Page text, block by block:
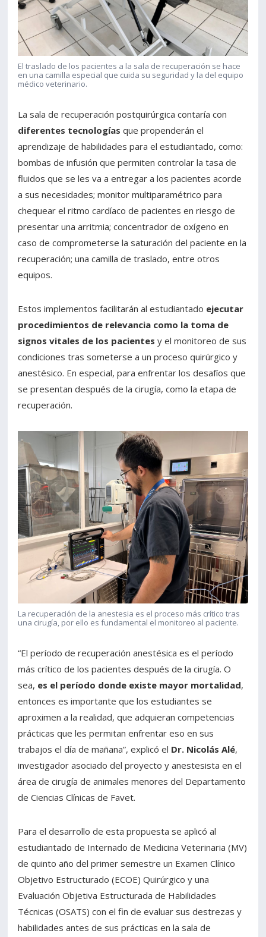
El traslado de los pacientes a la sala de recuperación se hace
en una camilla especial que cuida su seguridad y la del equipo
médico veterinario.
La sala de recuperación postquirúrgica contaría con
diferentes tecnologías que propenderán el
aprendizaje de habilidades para el estudiantado, como:
bombas de infusión que permiten controlar la tasa de
fluidos que se les va a entregar a los pacientes acorde
a sus necesidades; monitor multiparamétrico para
chequear el ritmo cardíaco de pacientes en riesgo de
presentar una arritmia; concentrador de oxígeno en
caso de comprometerse la saturación del paciente en la
recuperación; una camilla de traslado, entre otros
equipos.
Estos implementos facilitarán al estudiantado ejecutar
procedimientos de relevancia como la toma de
signos vitales de los pacientesy el monitoreo de sus
condiciones tras someterse a un proceso quirúrgico y
anestésico. En especial, para enfrentar los desafíos que
se presentan después de la cirugía, como la etapa de
recuperación.
La recuperación de la anestesia es el proceso más crítico tras
una cirugía, por ello es fundamental el monitoreo al paciente.
“El período de recuperación anestésica es el período
más crítico de los pacientes después de la cirugía. O
sea, es el período donde existe mayor mortalidad,
entonces es importante que los estudiantes se
aproximen a la realidad, que adquieran competencias
prácticas que les permitan enfrentar eso en sus
trabajos el día de mañana”, explicó el Dr. Nicolás Alé,
investigador asociado del proyecto y anestesista en el
área de cirugía de animales menores del Departamento
de Ciencias Clínicas de Favet.
Para el desarrollo de esta propuesta se aplicó al
estudiantado de Internado de Medicina Veterinaria (MV)
de quinto año del primer semestre un Examen Clínico
Objetivo Estructurado (ECOE) Quirúrgico y una
Evaluación Objetiva Estructurada de Habilidades
Técnicas (OSATS) con el fin de evaluar sus destrezas y
habilidades antes de sus prácticas en la sala de